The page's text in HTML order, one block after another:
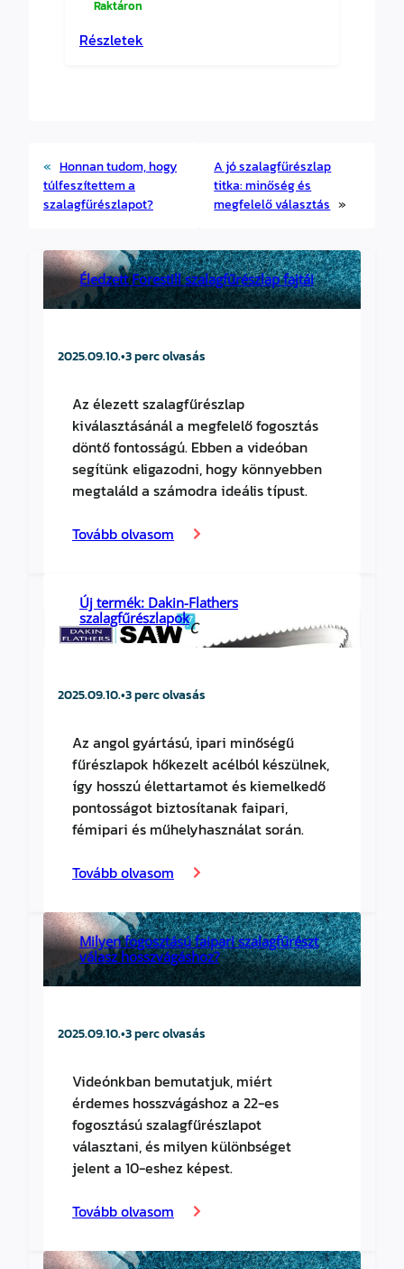
Raktáron
Részletek
« Honnan tudom, hogy
túlfeszítettem a
szalagfűrészlapot?
A jó szalagfűrészlap
titka: minőség és
megfelelő választás »
Éledzett Forestill szalagfűrészlap fajtái
2025.09.10.•3 perc olvasás
Az élezett szalagfűrészlap
kiválasztásánál a megfelelő fogosztás
döntő fontosságú. Ebben a videóban
segítünk eligazodni, hogy könnyebben
megtaláld a számodra ideális típust.
Tovább olvasom
Új termék: Dakin-Flathers
szalagfűrészlapok
2025.09.10.•3 perc olvasás
Az angol gyártású, ipari minőségű
fűrészlapok hőkezelt acélból készülnek,
így hosszú élettartamot és kiemelkedő
pontosságot biztosítanak faipari,
fémipari és műhelyhasználat során.
Tovább olvasom
Milyen fogosztású faipari szalagfűrészt
válasz hosszvágáshoz?
2025.09.10.•3 perc olvasás
Videónkban bemutatjuk, miért
érdemes hosszvágáshoz a 22-es
fogosztású szalagfűrészlapot
választani, és milyen különbséget
jelent a 10-eshez képest.
Tovább olvasom